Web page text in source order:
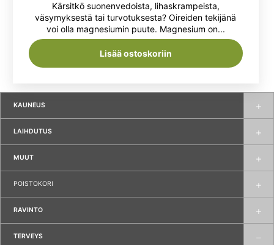
KAUNEUS
LAIHDUTUS
MUUT
POISTOKORI
RAVINTO
TERVEYS
/ 5Kärsitkö suonenvedoista, lihaskrampeista,
väsymyksestä tai turvotuksesta? Oireiden tekijänä
voi olla magnesiumin puute. Magnesium on...
Lisää ostoskoriin